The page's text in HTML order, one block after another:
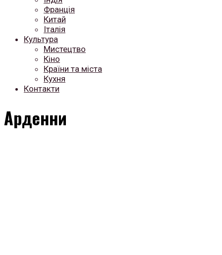
Франція
Китай
Італія
Культура
Мистецтво
Кіно
Країни та міста
Кухня
Контакти
Арденни